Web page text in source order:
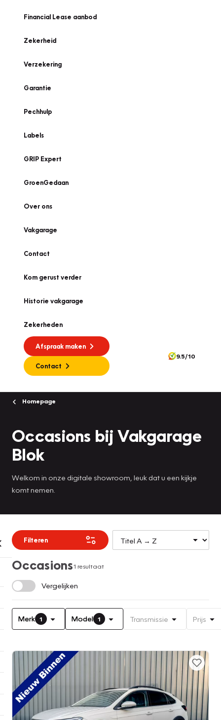
Financial Lease aanbod
Zekerheid
Verzekering
Garantie
Pechhulp
Labels
GRIP Expert
GroenGedaan
Over ons
Vakgarage
Contact
Kom gerust verder
Historie vakgarage
Zekerheden
Afspraak maken
Contact
9.5/10
Homepage
Occasions bij Vakgarage
Blok
Welkom in onze digitale showroom, leuk dat u een kijkje
komt nemen.
Filteren
Occasions1 resultaat
Vergelijken
Merk 1 Model 1 Transmissie Prijs